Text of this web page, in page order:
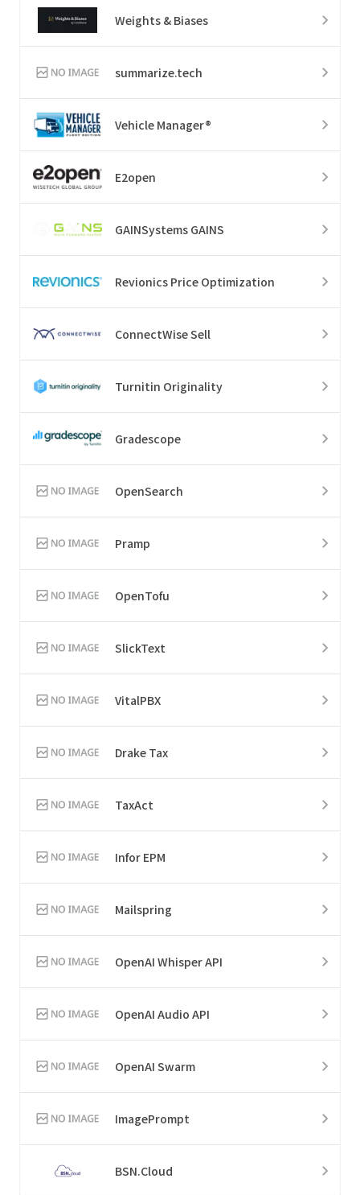
Weights & Biases
summarize.tech
Vehicle Manager®
E2open
GAINSystems GAINS
Revionics Price Optimization
ConnectWise Sell
Turnitin Originality
Gradescope
OpenSearch
Pramp
OpenTofu
SlickText
VitalPBX
Drake Tax
TaxAct
Infor EPM
Mailspring
OpenAI Whisper API
OpenAI Audio API
OpenAI Swarm
ImagePrompt
BSN.Cloud